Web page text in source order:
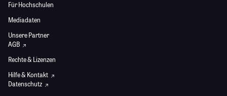
Für Hochschulen
Mediadaten
Unsere Partner
AGB
Rechte & Lizenzen
Hilfe & Kontakt
Datenschutz